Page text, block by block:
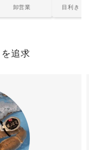
卸営業 目利き・
追求